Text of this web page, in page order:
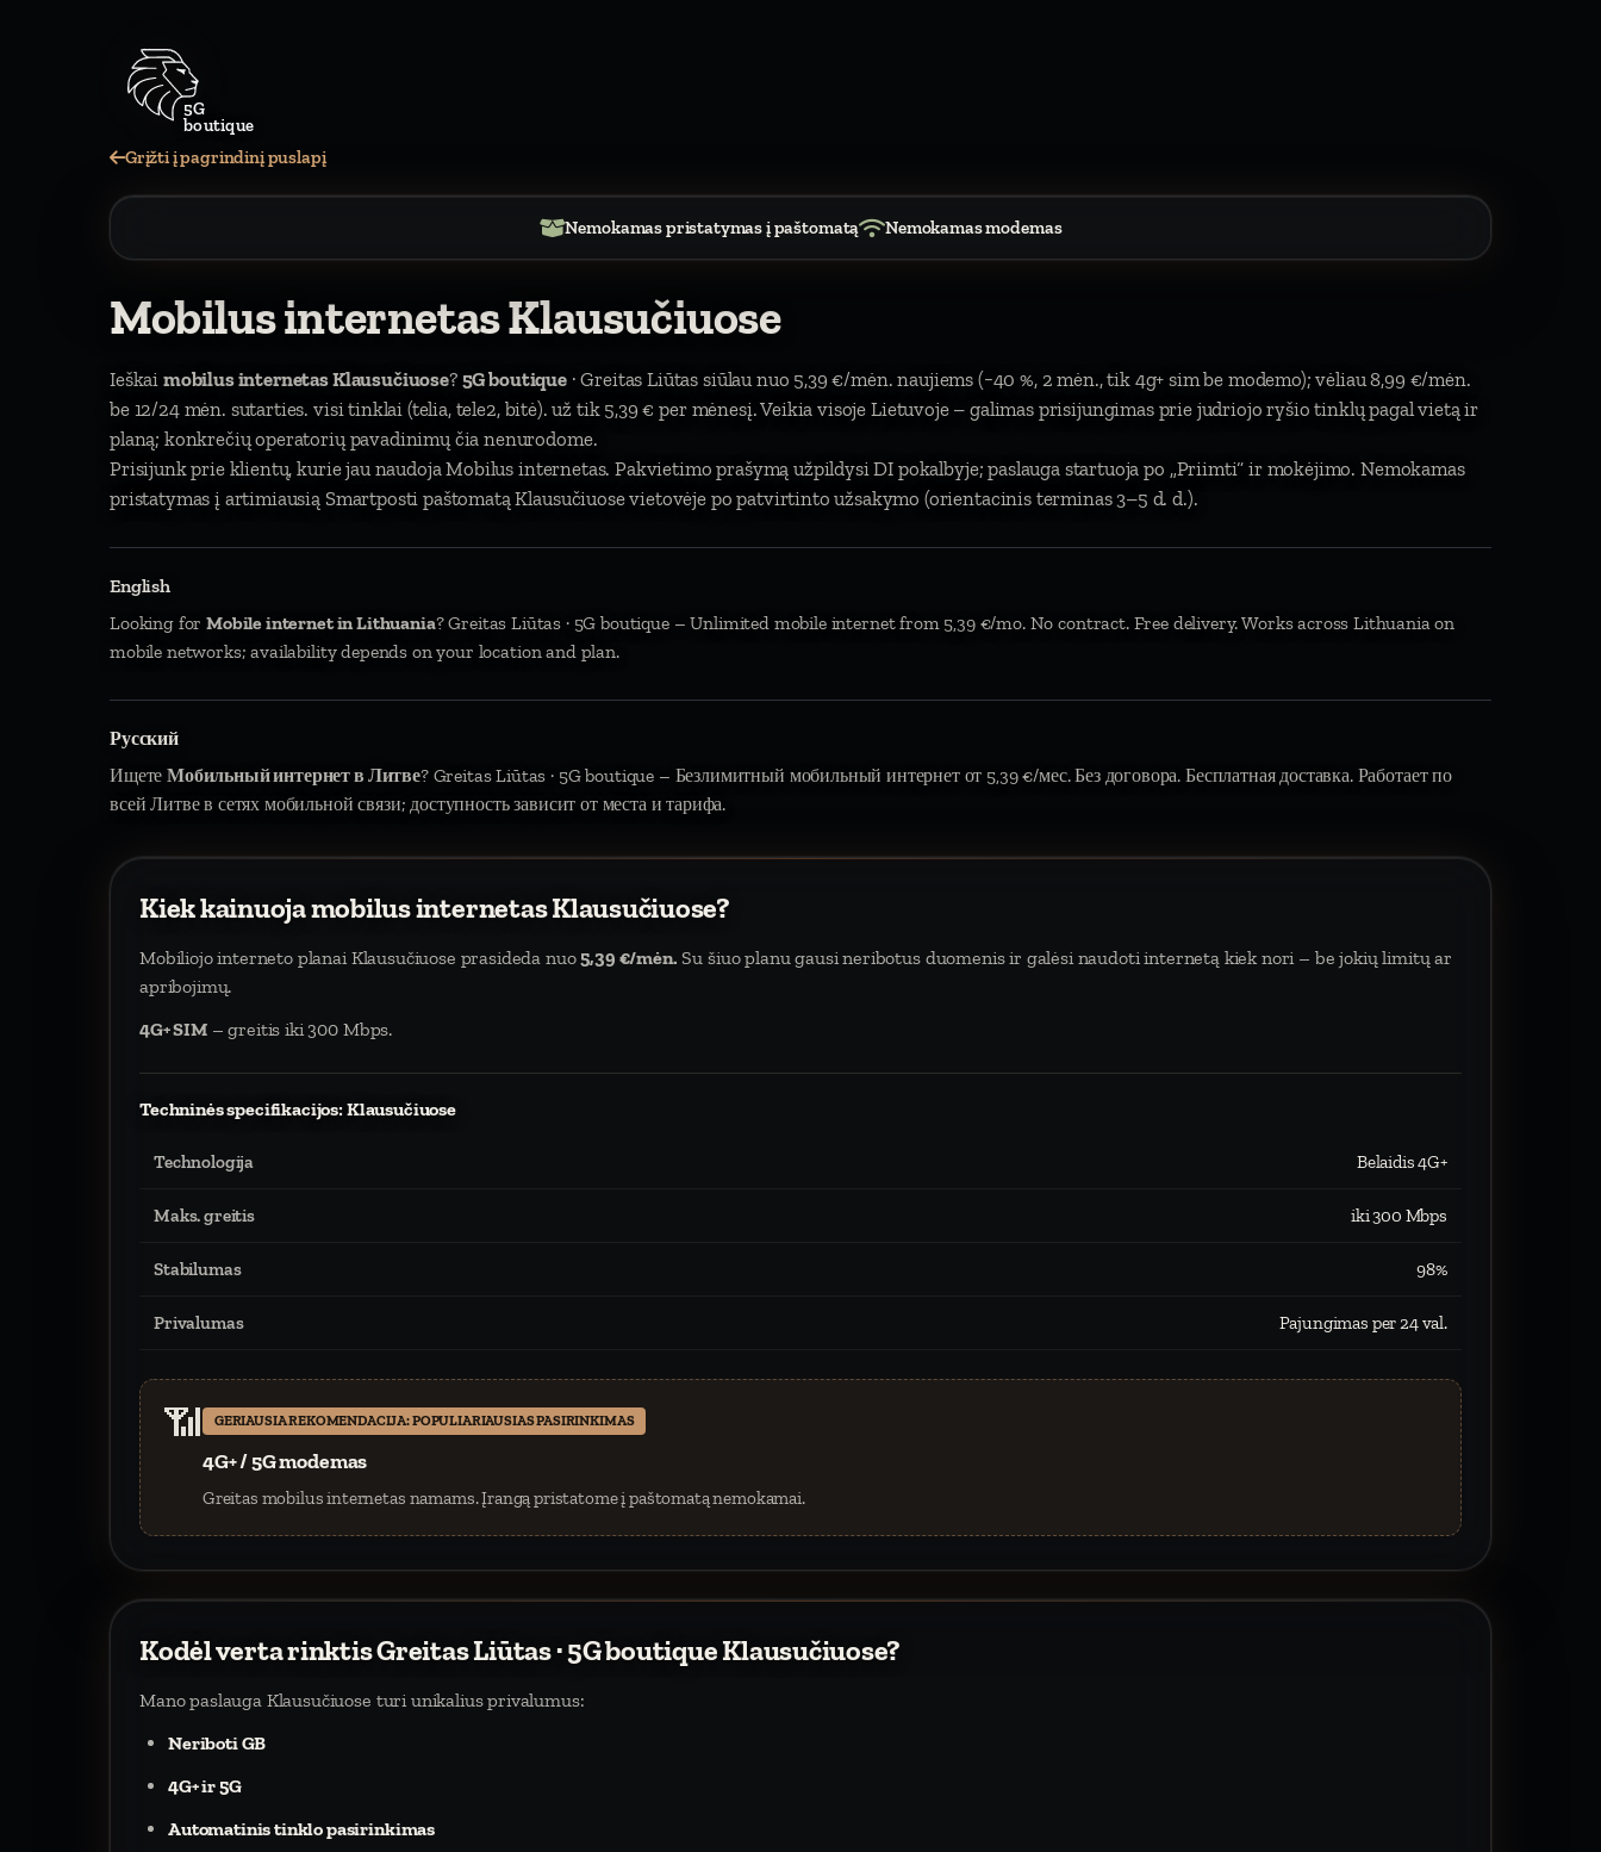
5G
boutique
Grįžti į pagrindinį puslapį
Nemokamas pristatymas į paštomatą Nemokamas modemas
Mobilus internetas Klausučiuose
Ieškai mobilus internetas Klausučiuose? 5G boutique· Greitas Liūtas siūlau nuo 5,39 €/mėn. naujiems (−40 %, 2 mėn., tik 4g+ sim be modemo); vėliau 8,99 €/mėn.
be 12/24 mėn. sutarties. visi tinklai (telia, tele2, bitė). už tik 5,39 € per mėnesį. Veikia visoje Lietuvoje – galimas prisijungimas prie judriojo ryšio tinklų pagal vietą ir
planą; konkrečių operatorių pavadinimų čia nenurodome.
Prisijunk prie klientų, kurie jau naudoja Mobilus internetas. Pakvietimo prašymą užpildysi DI pokalbyje; paslauga startuoja po „Priimti“ ir mokėjimo. Nemokamas
pristatymas į artimiausią Smartposti paštomatą Klausučiuose vietovėje po patvirtinto užsakymo (orientacinis terminas 3–5 d. d.).
English
Looking forMobile internet in Lithuania? Greitas Liūtas · 5G boutique – Unlimited mobile internet from 5,39 €/mo. No contract. Free delivery. Works across Lithuania on
mobile networks; availability depends on your location and plan.
Русский
ИщетеМобильный интернет в Литве? Greitas Liūtas · 5G boutique – Безлимитный мобильный интернет от 5,39 €/мес. Без договора. Бесплатная доставка. Работает по
всей Литве в сетях мобильной связи; доступность зависит от места и тарифа.
Kiek kainuoja mobilus internetas Klausučiuose?
Mobiliojo interneto planai Klausučiuose prasideda nuo5,39 €/mėn. Su šiuo planu gausi neribotus duomenis ir galėsi naudoti internetą kiek nori – be jokių limitų ar
apribojimų.
4G+ SIM– greitis iki 300 Mbps.
Techninės specifikacijos: Klausučiuose
Technologija Belaidis 4G+
Maks. greitis iki 300 Mbps
Stabilumas 98%
Privalumas Pajungimas per 24 val.
📶 GERIAUSIA REKOMENDACIJA: POPULIARIAUSIAS PASIRINKIMAS
4G+ / 5G modemas
Greitas mobilus internetas namams. Įrangą pristatome į paštomatą nemokamai.
Kodėl verta rinktis Greitas Liūtas · 5G boutique Klausučiuose?
Mano paslauga Klausučiuose turi unikalius privalumus:
Neriboti GB
4G+ ir 5G
Automatinis tinklo pasirinkimas